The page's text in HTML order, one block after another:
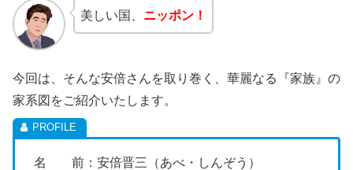
美しい国、 ニッポン！
今回は、そんな安倍さんを取り巻く、華麗なる『家族』の
家系図をご紹介いたします。
名 前：安倍晋三（あべ・しんぞう）